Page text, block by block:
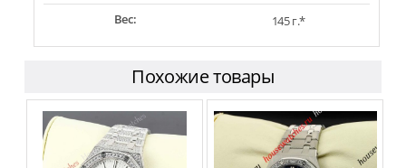
Вес:
145 г.*
Похожие товары